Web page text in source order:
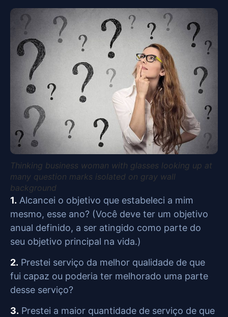
Thinking business woman with glasses looking up at
many question marks isolated on gray wall
background
1. Alcancei o objetivo que estabeleci a mim
mesmo, esse ano? (Você deve ter um objetivo
anual definido, a ser atingido como parte do
seu objetivo principal na vida.)
2. Prestei serviço da melhor qualidade de que
fui capaz ou poderia ter melhorado uma parte
desse serviço?
3. Prestei a maior quantidade de serviço de que